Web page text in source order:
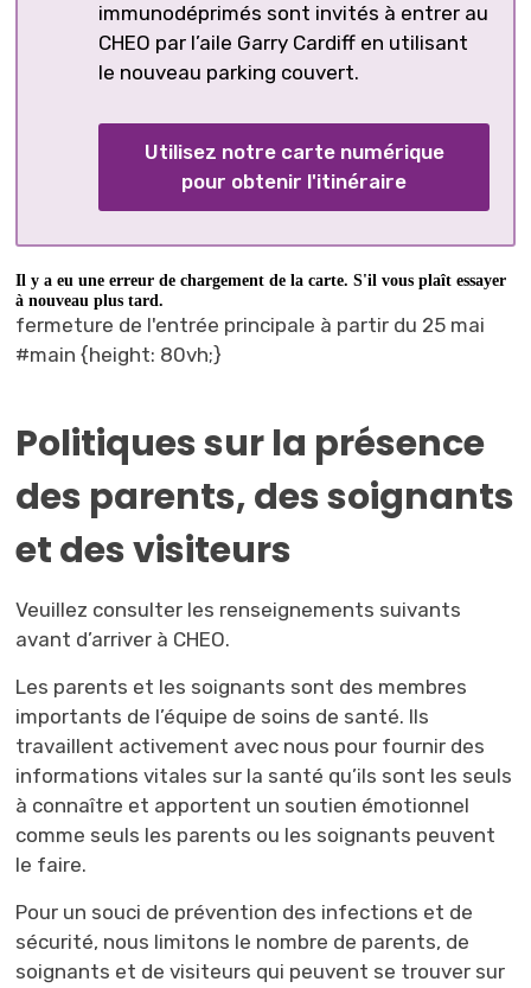
immunodéprimés sont invités à entrer au
CHEO par l’aile Garry Cardiff en utilisant
le nouveau parking couvert.
Utilisez notre carte numérique
pour obtenir l'itinéraire
fermeture de l'entrée principale à partir du 25 mai
#main {height: 80vh;}
Politiques sur la présence
des parents, des soignants
et des visiteurs
Veuillez consulter les renseignements suivants
avant d’arriver à CHEO.
Les parents et les soignants sont des membres
importants de l’équipe de soins de santé. Ils
travaillent activement avec nous pour fournir des
informations vitales sur la santé qu’ils sont les seuls
à connaître et apportent un soutien émotionnel
comme seuls les parents ou les soignants peuvent
le faire.
Pour un souci de prévention des infections et de
sécurité, nous limitons le nombre de parents, de
soignants et de visiteurs qui peuvent se trouver sur